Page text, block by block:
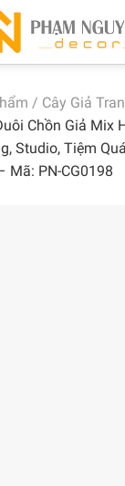
/ Cây Giả
Chồn Giả Mix
Studio, Tiệm
Mã: PN-CG0198